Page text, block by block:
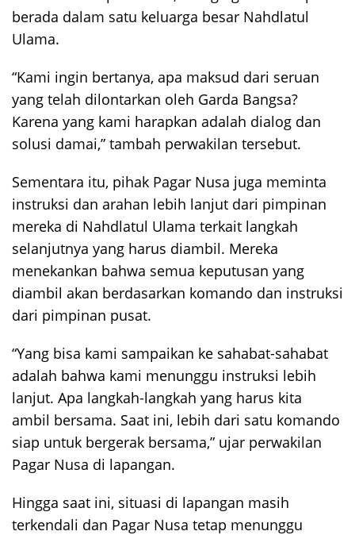
berada dalam satu keluarga besar Nahdlatul
Ulama.
“Kami ingin bertanya, apa maksud dari seruan
yang telah dilontarkan oleh Garda Bangsa?
Karena yang kami harapkan adalah dialog dan
solusi damai,” tambah perwakilan tersebut.
Sementara itu, pihak Pagar Nusa juga meminta
instruksi dan arahan lebih lanjut dari pimpinan
mereka di Nahdlatul Ulama terkait langkah
selanjutnya yang harus diambil. Mereka
menekankan bahwa semua keputusan yang
diambil akan berdasarkan komando dan instruksi
dari pimpinan pusat.
“Yang bisa kami sampaikan ke sahabat-sahabat
adalah bahwa kami menunggu instruksi lebih
lanjut. Apa langkah-langkah yang harus kita
ambil bersama. Saat ini, lebih dari satu komando
siap untuk bergerak bersama,” ujar perwakilan
Pagar Nusa di lapangan.
Hingga saat ini, situasi di lapangan masih
terkendali dan Pagar Nusa tetap menunggu